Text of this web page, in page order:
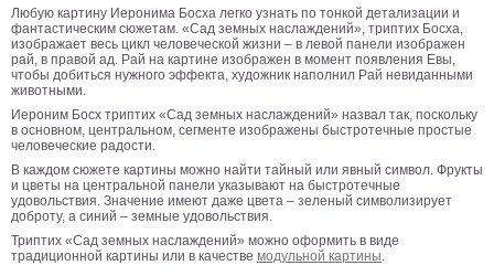
В
спальню
Природа
Мерилин
Монро
Футбол
Мотивирующие
Города
Нью
Йорк
Любую картину Иеронима Босха легко узнать по тонкой детализации и
фантастическим сюжетам. «Сад земных наслаждений», триптих Босха,
изображает весь цикл человеческой жизни – в левой панели изображен
рай, в правой ад. Рай на картине изображен в момент появления Евы,
чтобы добиться нужного эффекта, художник наполнил Рай невиданными
животными.
Иероним Босх триптих «Сад земных наслаждений» назвал так, поскольку
в основном, центральном, сегменте изображены быстротечные простые
человеческие радости.
В каждом сюжете картины можно найти тайный или явный символ. Фрукты
и цветы на центральной панели указывают на быстротечные
удовольствия. Значение имеют даже цвета – зеленый символизирует
доброту, а синий – земные удовольствия.
Триптих «Сад земных наслаждений» можно оформить в виде
традиционной картины или в качестве модульной картины.